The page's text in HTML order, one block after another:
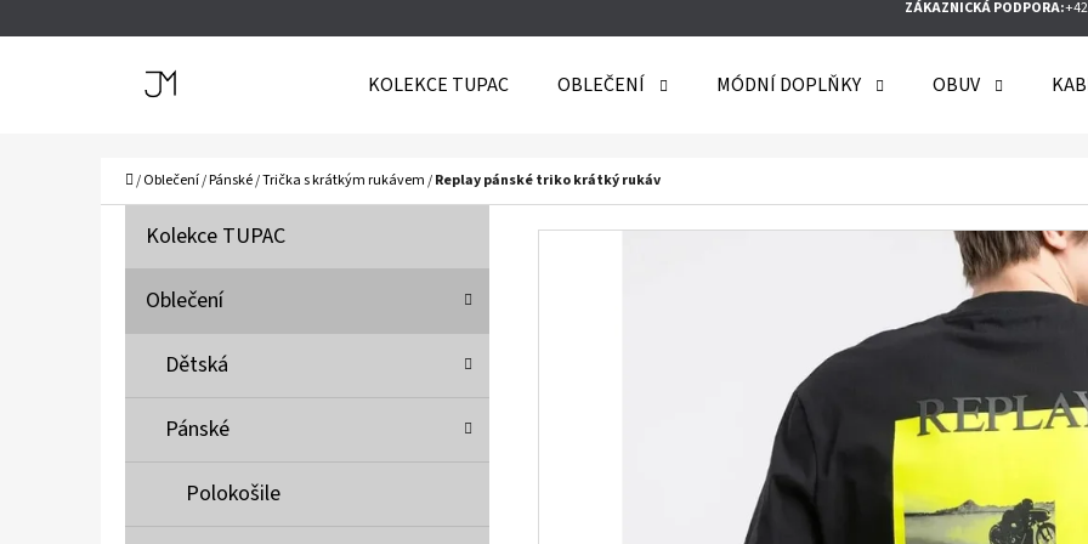
ZÁKAZNICKÁ PODPORA:
KOLEKCE TUPAC OBLEČENÍ MÓDNÍ DOPLŇKY OBUV
Domů
/Oblečení/Pánské/Trička s krátkým rukávem/Replay pánské triko krátký rukáv
Přeskočit
K Kolekce TUPAC
Oblečení
Dětská
Pánské
Polokošile
DOPORUČUJEME